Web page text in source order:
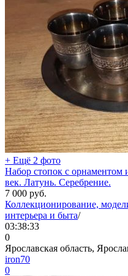
+ Ещё 2 фото
Набор стопок с орнаментом
век. Латунь. Серебрение.
7 000 руб.
Коллекционирование,
интерьера и быта/
03:38:33
0
Ярославская область,
iron70
0